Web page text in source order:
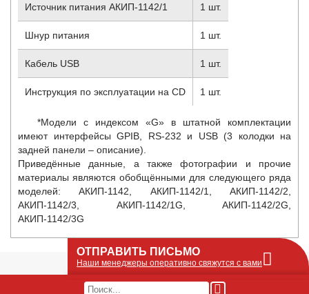
Источник питания АКИП-1142/1 1 шт.
Шнур питания 1 шт.
Кабель USB 1 шт.
Инструкция по эксплуатации на CD 1 шт.
*Модели с индексом «G» в штатной комплектации
имеют интерфейсы GPIB, RS-232 и USB (3 колодки на
задней панели – описание).
Приведённые данные, а также фотографии и прочие
материалы являются обобщёнными для следующего ряда
моделей:АКИП-1142, АКИП-1142/1, АКИП-1142/2,
АКИП-1142/3, АКИП-1142/1G, АКИП-1142/2G,
АКИП-1142/3G
ОТПРАВИТЬ ПИСЬМО
Наши менеджеры оперативно свяжутся с вами
Оставьте Ваше сообщение или запрос по